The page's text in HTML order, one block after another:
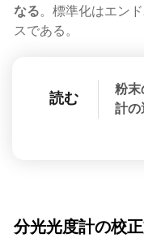
なる。標準化はエン
スである。
読む
粉
計の
分光光度計の校